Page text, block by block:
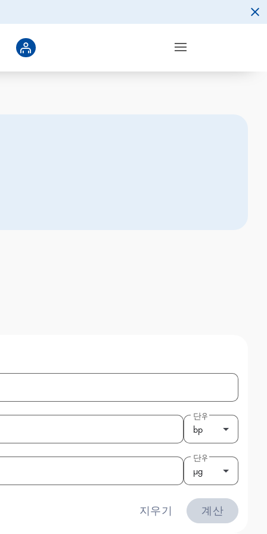
단위
bp
단위
μg
계산
지우기